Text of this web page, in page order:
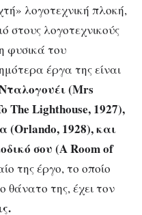
λογοτεχνική πλοκή,
στους λογοτεχνικούς
φυσικά του
έργα της είναι
(Mrs
The Lighthouse, 1927),
(Orlando, 1928), και
σου (A Room of
της έργο, το οποίο
θάνατο της, έχει τον